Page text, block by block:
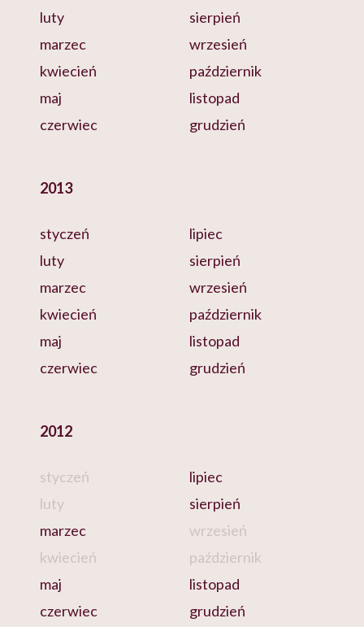
luty
marzec
kwiecień
maj
czerwiec
sierpień
wrzesień
październik
listopad
grudzień
2013
styczeń
luty
marzec
kwiecień
maj
czerwiec
lipiec
sierpień
wrzesień
październik
listopad
grudzień
2012
styczeń
luty
marzec
kwiecień
maj
czerwiec
lipiec
sierpień
wrzesień
październik
listopad
grudzień